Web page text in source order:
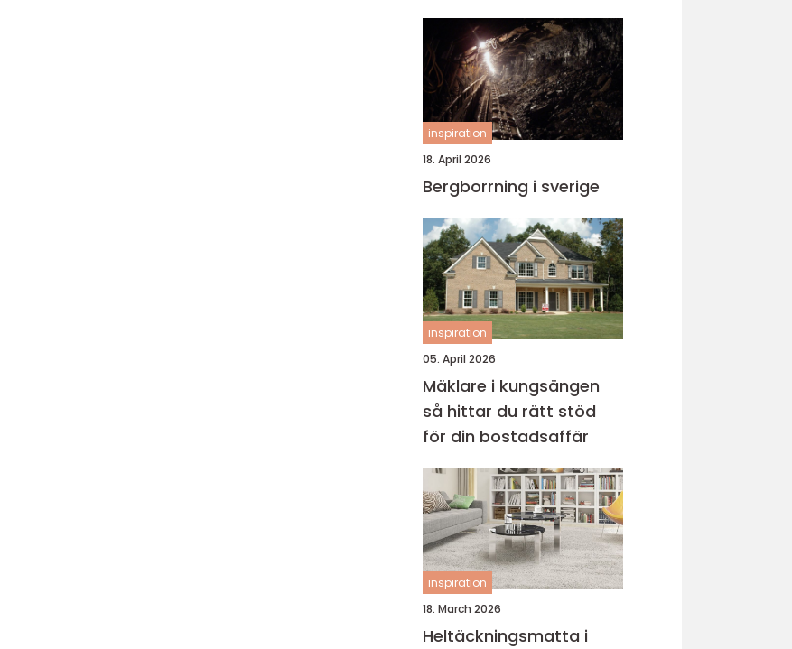
föreningar
inspiration
18. April 2026
Bergborrning i sverige
inspiration
05. April 2026
Mäklare i kungsängen
så hittar du rätt stöd
för din bostadsaffär
inspiration
18. March 2026
Heltäckningsmatta i